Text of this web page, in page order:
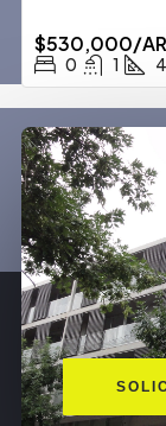
$530,000/
0 1